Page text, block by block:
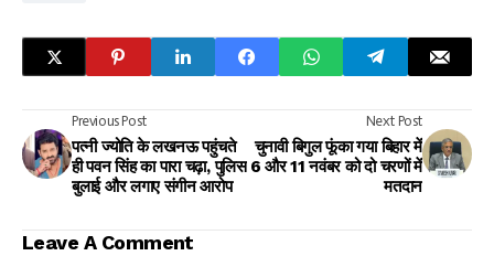
Previous Post
पत्नी ज्योति के लखनऊ पहुंचते
ही पवन सिंह का पारा चढ़ा, पुलिस
बुलाई और लगाए संगीन आरोप
Next Post
चुनावी बिगुल फूंका गया बिहार में
6 और 11 नवंबर को दो चरणों में
मतदान
Leave A Comment